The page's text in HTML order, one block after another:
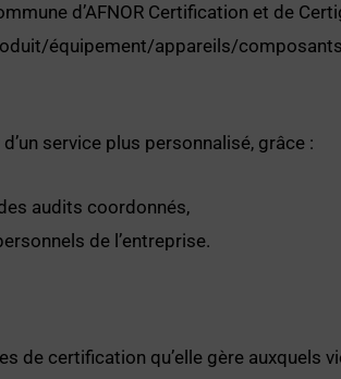
d’AFNOR Certification et de
équipement/appareils/
service plus personnalisé, grâce :
audits coordonnés,
de l’entreprise.
certification qu’elle gère auxquels